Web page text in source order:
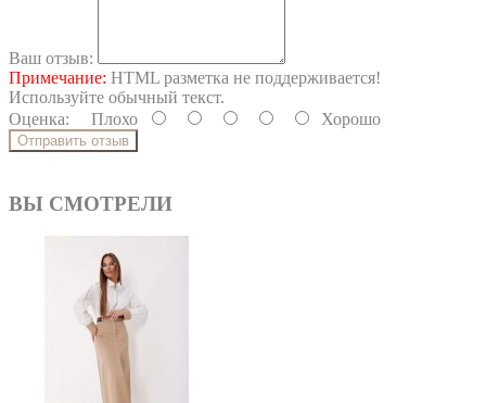
Ваш отзыв:
Примечание: HTML разметка не поддерживается!
Используйте обычный текст.
Оценка: Плохо Хорошо
Отправить отзыв
ВЫ СМОТРЕЛИ